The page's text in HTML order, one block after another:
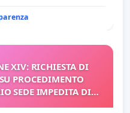
XIV: RICHIESTA DI
PROCEDIMENTO
SEDE IMPEDITA DI